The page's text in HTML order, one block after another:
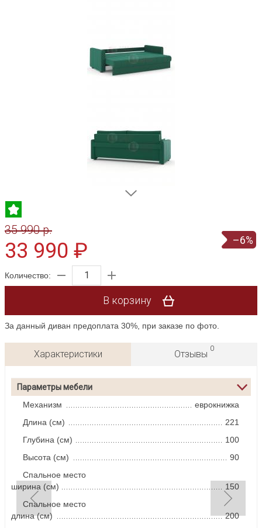
35 990 p.
–6%
33 990 ₽
Количество:
В корзину
За данный диван предоплата 30%, при заказе по фото.
Характеристики Отзывы
0
Параметры мебели
Механизм
еврокнижка
Длина (см)
221
Глубина (см)
100
Высота (см)
90
Спальное место
ширина (см)
150
Спальное место
длина (см)
200